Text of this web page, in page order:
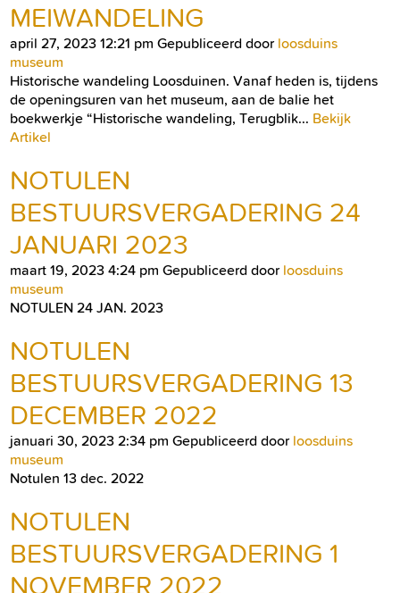
MEIWANDELING
april 27, 2023 12:21 pm Gepubliceerd door loosduins
museum
Historische wandeling Loosduinen. Vanaf heden is, tijdens
de openingsuren van het museum, aan de balie het
boekwerkje “Historische wandeling, Terugblik... Bekijk
Artikel
NOTULEN
BESTUURSVERGADERING 24
JANUARI 2023
maart 19, 2023 4:24 pm Gepubliceerd door loosduins
museum
NOTULEN 24 JAN. 2023
NOTULEN
BESTUURSVERGADERING 13
DECEMBER 2022
januari 30, 2023 2:34 pm Gepubliceerd door loosduins
museum
Notulen 13 dec. 2022
NOTULEN
BESTUURSVERGADERING 1
NOVEMBER 2022